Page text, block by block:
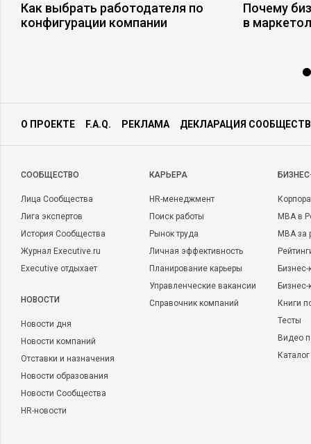
Как выбрать работодателя по
конфигурации компании
Почему
в
О ПРОЕКТЕ F.A.Q. РЕКЛАМА ДЕКЛАРАЦИЯ
CООБЩЕСТВО
Лица Сообщества
Лига экспертов
История Сообщества
Журнал Executive.ru
Executive отдыхает
НОВОСТИ
Новости дня
Новости компаний
Отставки и назначения
Новости образования
Новости Сообщества
HR-новости
КАРЬЕРА
HR-менеджмент
Поиск работы
Рынок труда
Личная эффективность
Планирование карьеры
Управленческие вакансии
Справочник компаний
MBA в
MBA
Бизнес-
Книги
Тесты
Видео